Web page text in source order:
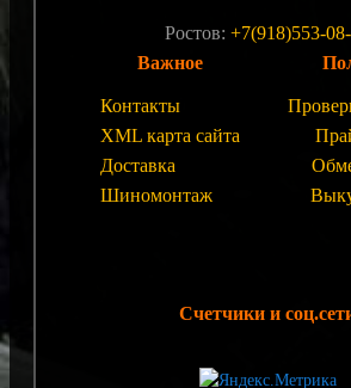
Ростов: +7(918)553-
Важное
Контакты
XML карта сайта
Доставка
Шиномонтаж
Счетчики и